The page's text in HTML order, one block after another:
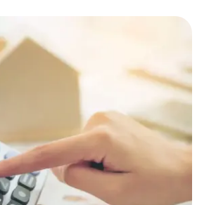
à connaître avant de signer